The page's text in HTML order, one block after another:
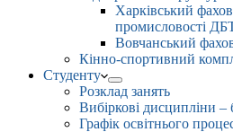
Харківський
промисловості
Вовчанський
Кінно-спортивний
Студенту
Розклад занять
Вибіркові дисципліни –
Графік освітнього